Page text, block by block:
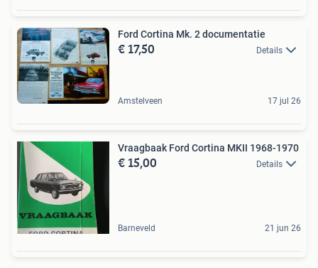
Ford Cortina Mk. 2 documentatie
€ 17,50 Details
Amstelveen 17 jul 26
Vraagbaak Ford Cortina MKII 1968-1970
€ 15,00 Details
Barneveld 21 jun 26